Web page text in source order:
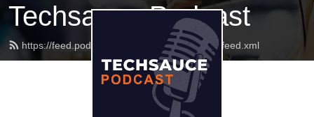
Techsauce Podcast
https://feed.podbean.com/techsaucepodcast/feed.xml